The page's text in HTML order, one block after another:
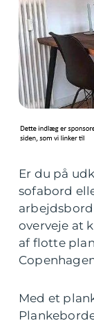
Er du på
sofabord
overveje at
af flotte
Med et